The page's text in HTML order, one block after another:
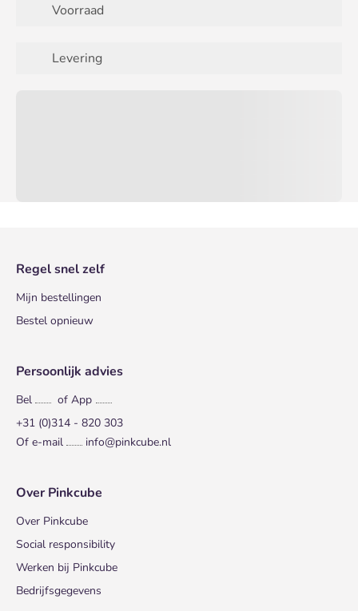
Voorraad
Levering
Regel snel zelf
Mijn bestellingen
Bestel opnieuw
Persoonlijk advies
Bel
of App
+31 (0)314 - 820 303
Of e-mail
info@pinkcube.nl
Over Pinkcube
Over Pinkcube
Social responsibility
Werken bij Pinkcube
Bedrijfsgegevens